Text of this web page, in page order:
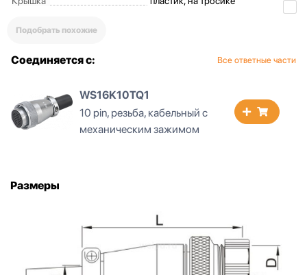
Подобрать похожие
Соединяется с: Все ответные части
WS16K10TQ1
10 pin, резьба, кабельный с
механическим зажимом
Размеры